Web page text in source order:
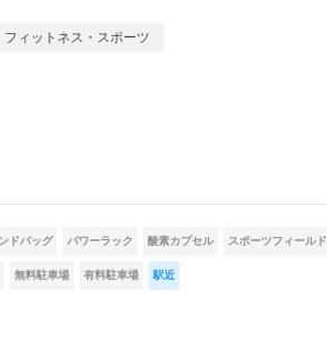
フィットネス・スポーツ
ドバッグ パワーラック 酸素カプセル スポーツフィールド
無料駐車場 有料駐車場 駅近